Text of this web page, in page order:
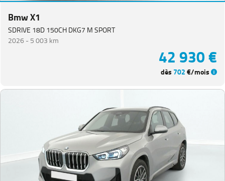
Bmw X1
SDRIVE 18D 150CH DKG7 M SPORT
2026 -5 003 km
42 930 €
dès 702€/mois